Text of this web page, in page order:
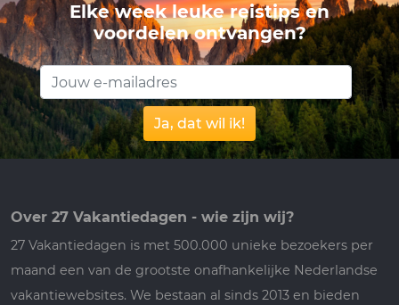
Elke week leuke reistips en
voordelen ontvangen?
Ja, dat wil ik!
Over 27 Vakantiedagen - wie zijn wij?
27 Vakantiedagen is met 500.000 unieke bezoekers per
maand een van de grootste onafhankelijke Nederlandse
vakantiewebsites. We bestaan al sinds 2013 en bieden